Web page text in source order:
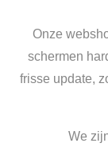
Onze
schermen
frisse update,
We